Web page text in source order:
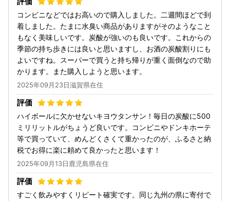
コンビニなどではお高いので購入しました。二週間ほどで到
着しました。たまに水臭い商品がありますがそのようなこと
もなく美味しいです。炭酸が強いのも良いです。これからの
季節の持ち歩きには良いと思いますし、お酒の炭酸割りにも
よいですね。スーパーで買うと持ち帰りが重く面倒なので助
かります。また購入しようと思います。
2025年09月23日滋賀県在住
ハイボールに欠かせないキヨウタンサン！毎日の炭酸に500
ミリリットルがちょうど良いです。コンビニやドンキホーテ
等で買っていて、めんどくさくて重かったのが、ふるさと納
税でお得に楽に頼めて良かったと思います！
2025年09月13日鹿児島県在住
すごく飲みやすくリピート確実です。同じ九州の県に寄付で